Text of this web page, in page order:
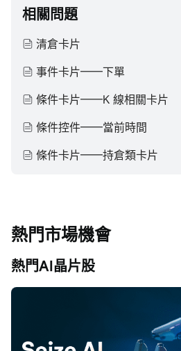
相關問題
清倉卡片
事件卡片——下單
條件卡片——K 線相關卡片
條件控件——當前時間
條件卡片——持倉類卡片
熱門市場機會
熱門AI晶片股